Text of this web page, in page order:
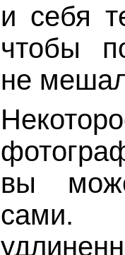
и себя
чтобы
не
вы
сами.